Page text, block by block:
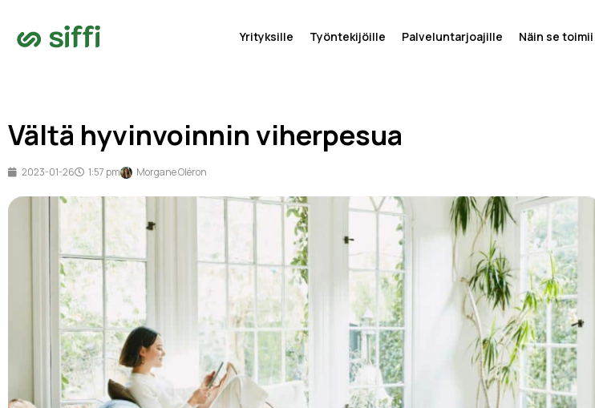
Yrityksille Työntekijöille Palveluntarjoajille Näin se toimii
Vältä hyvinvoinnin viherpesua
2023-01-26 1:57 pm Morgane Oléron